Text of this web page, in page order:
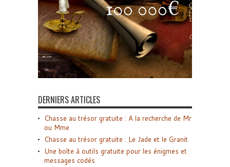
DERNIERS ARTICLES
Chasse au trésor gratuite : A la recherche de Mr
ou Mme
Chasse au trésor gratuite : Le Jade et le Granit
Une boîte à outils gratuite pour les énigmes et
messages codés